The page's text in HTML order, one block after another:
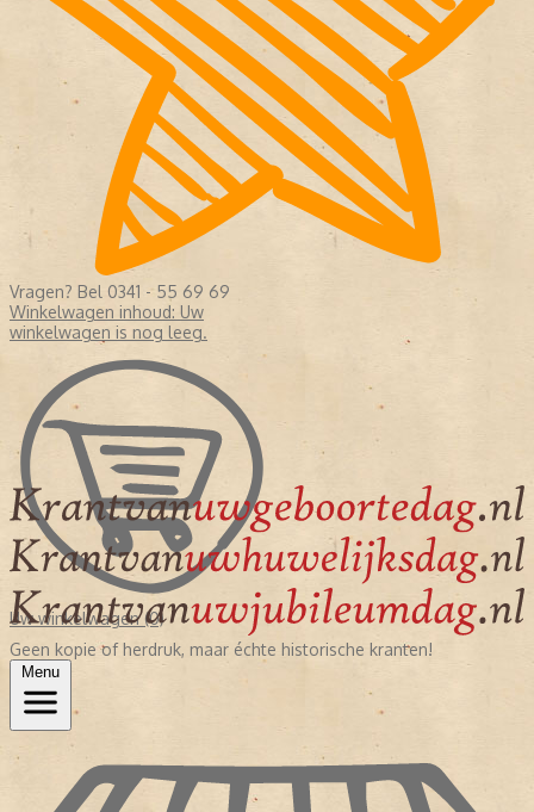
Vragen? Bel 0341 - 55 69 69
Winkelwagen inhoud: Uw
winkelwagen is nog leeg.
Uw winkelwagen (0)
Geen kopie of herdruk, maar échte historische kranten!
Menu